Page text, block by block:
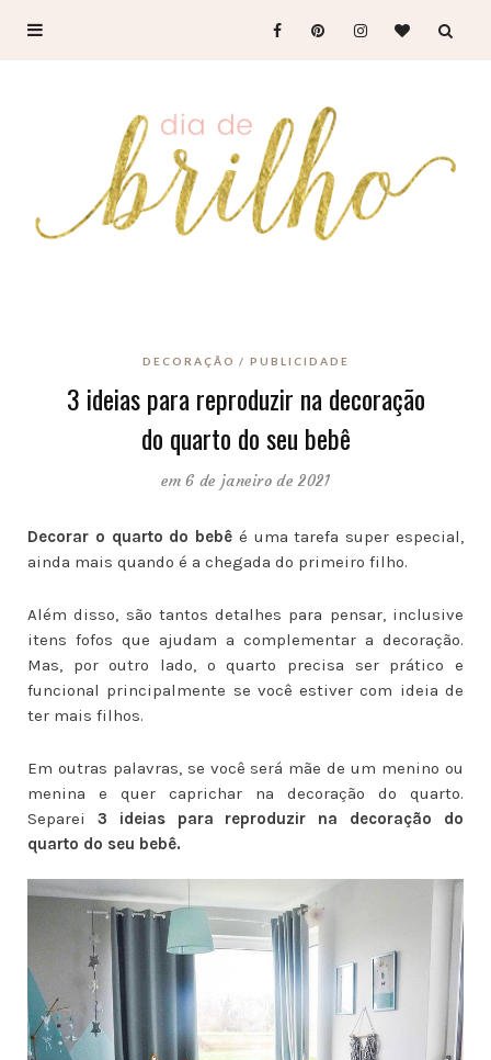
DECORAÇÃO PUBLICIDADE
3 ideias para reproduzir na decoração
do quarto do seu bebê
em 6 de janeiro de 2021
Decorar o quarto do bebê é uma tarefa super especial,
ainda mais quando é a chegada do primeiro filho.
Além disso, são tantos detalhes para pensar, inclusive
itens fofos que ajudam a complementar a decoração.
Mas, por outro lado, o quarto precisa ser prático e
funcional principalmente se você estiver com ideia de
ter mais filhos.
Em outras palavras, se você será mãe de um menino ou
menina e quer caprichar na decoração do quarto.
Separei 3 ideias para reproduzir na decoração do
quarto do seu bebê.